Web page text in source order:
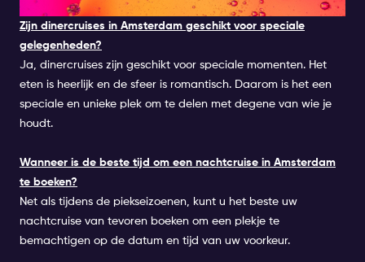
Zijn dinercruises in Amsterdam geschikt voor speciale
gelegenheden?
Ja, dinercruises zijn geschikt voor speciale momenten. Het
eten is heerlijk en de sfeer is romantisch. Daarom is het een
speciale en unieke plek om te delen met degene van wie je
houdt.
Wanneer is de beste tijd om een nachtcruise in Amsterdam
te boeken?
Net als tijdens de piekseizoenen, kunt u het beste uw
nachtcruise van tevoren boeken om een plekje te
bemachtigen op de datum en tijd van uw voorkeur.